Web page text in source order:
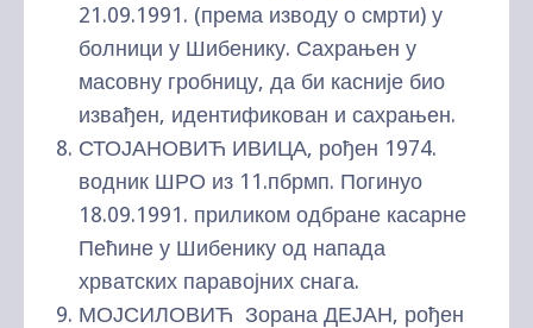
21.09.1991. (према изводу о смрти) у
болници у Шибенику. Сахрањен у
масовну гробницу, да би касније био
извађен, идентификован и сахрањен.
СТОЈАНОВИЋ ИВИЦА, рођен 1974.
водник ШРО из 11.пбрмп. Погинуо
18.09.1991. приликом одбране касарне
Пећине у Шибенику од напада
хрватских паравојних снага.
МОЈСИЛОВИЋ Зорана ДЕЈАН, рођен